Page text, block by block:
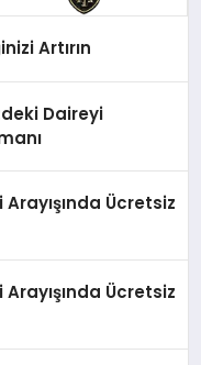
Artırın
Daireyi
Ücretsiz
Ücretsiz